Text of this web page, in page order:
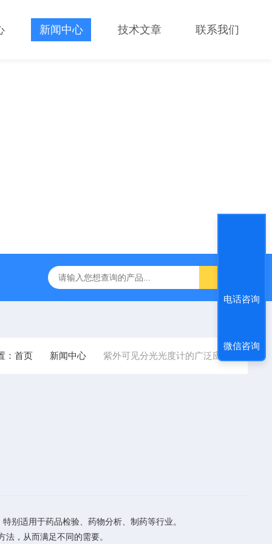
新闻中心 技术文章 联系我们
GDJ6010高低温交变试验箱daohan冷热交变测试箱
： 首页 新闻中心 紫外可见分光光度计的广泛应用
别适用于药品检验、药物分析、制药等行业。
，从而满足不同的需要。
电话咨询
微信咨询